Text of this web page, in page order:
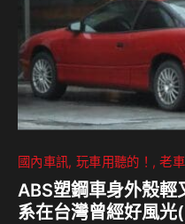
風格，重點是車輛離地高
國內車訊 玩車用聽的！ 老
ABS塑鋼車身外殼
系在台灣曾經好風光(